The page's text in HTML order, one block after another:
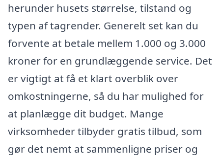
herunder husets størrelse, tilstand og
typen af tagrender. Generelt set kan du
forvente at betale mellem 1.000 og 3.000
kroner for en grundlæggende service. Det
er vigtigt at få et klart overblik over
omkostningerne, så du har mulighed for
at planlægge dit budget. Mange
virksomheder tilbyder gratis tilbud, som
gør det nemt at sammenligne priser og